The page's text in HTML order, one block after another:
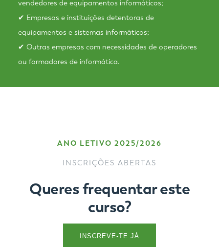
vendedores de equipamentos informáticos;
✔ Empresas e instituições detentoras de
equipamentos e sistemas informáticos;
✔ Outras empresas com necessidades de operadores
ou formadores de informática.
ANO LETIVO 2025/2026
INSCRIÇÕES ABERTAS
Queres frequentar este
curso?
INSCREVE-TE JÁ